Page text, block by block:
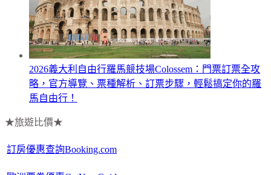
2026義大利自由行羅馬競技場Colossem：門票訂票全攻
略，官方導覽、票種解析、訂票步驟，輕鬆搞定你的羅
馬自由行！
★旅遊比價★
訂房優惠查詢Booking.com